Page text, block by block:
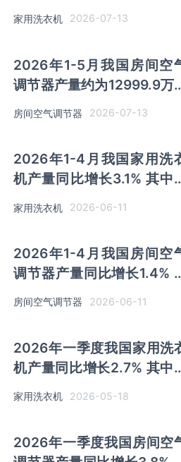
及江苏以超千万台产量排名前
二
家用洗衣机 2026-07-13
2026年1-5月我国房间空
调节器产量约为12999.9万
占比36.5%
房间空气调节器 2026-07-13
2026年1-4月我国家用洗
机产量同比增长3.1% 其中
前二
家用洗衣机 2026-06-11
2026年1-4月我国房间空
调节器产量同比增长1.4%
中广东产量占比36.73%位居
首位
房间空气调节器 2026-06-11
2026年一季度我国家用洗
机产量同比增长2.7% 其中
徽、江苏产量分别占比
30.2%、28.3%
家用洗衣机 2026-05-18
2026年一季度我国房间空